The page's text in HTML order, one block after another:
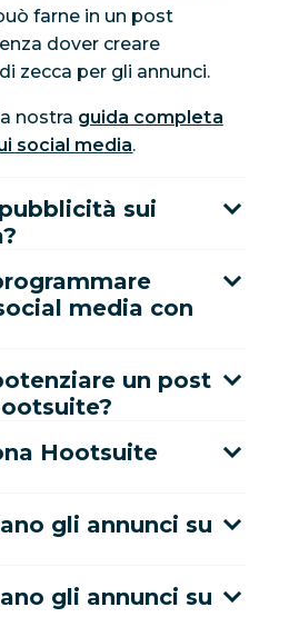
farne in un post
dover creare
zecca per gli annunci.
nostra guida completa
social media.
sui
media con
un post
Hootsuite
gli annunci su
gli annunci su